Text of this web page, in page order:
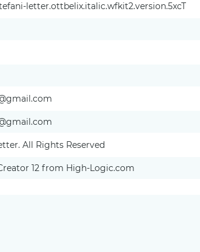
letter.ottbelix.italic.wfkit2.version.5xcT
All Rights Reserved
12 from High-Logic.com